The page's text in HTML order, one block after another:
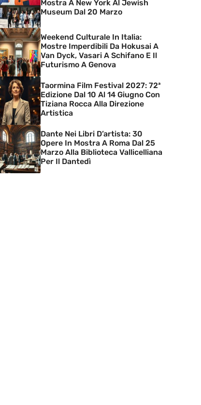
Mostra A New York Al Jewish
Museum Dal 20 Marzo
Weekend Culturale In Italia:
Mostre Imperdibili Da Hokusai A
Van Dyck, Vasari A Schifano E Il
Futurismo A Genova
Taormina Film Festival 2027: 72ª
Edizione Dal 10 Al 14 Giugno Con
Tiziana Rocca Alla Direzione
Artistica
Dante Nei Libri D’artista: 30
Opere In Mostra A Roma Dal 25
Marzo Alla Biblioteca Vallicelliana
Per Il Dantedì